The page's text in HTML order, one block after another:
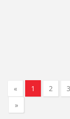
« 1 2 3
»